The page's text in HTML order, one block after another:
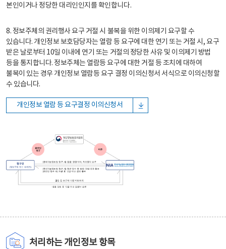
본인이거나 정당한 대리인인지를 확인합니다.
8. 정보주체의 권리행사 요구 거절 시 불복을 위한 이의제기 요구할 수
있습니다. 개인정보 보호담당자는 열람 등 요구에 대한 연기 또는 거절 시, 요구
받은 날로부터 10일 이내에 연기 또는 거절의 정당한 사유 및 이의제기 방법
등을 통지합니다. 정보주체는 열람등 요구에 대한 거절 등 조치에 대하여
불복이 있는 경우 개인정보 열람등 요구 결정 이의신청서 서식으로 이의신청할
수 있습니다.
개인정보 열람 등 요구결정 이의신청서
처리하는 개인정보 항목